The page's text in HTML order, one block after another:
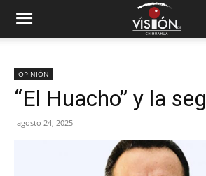
OPINIÓN
“El Huacho” y la
agosto 24, 2025